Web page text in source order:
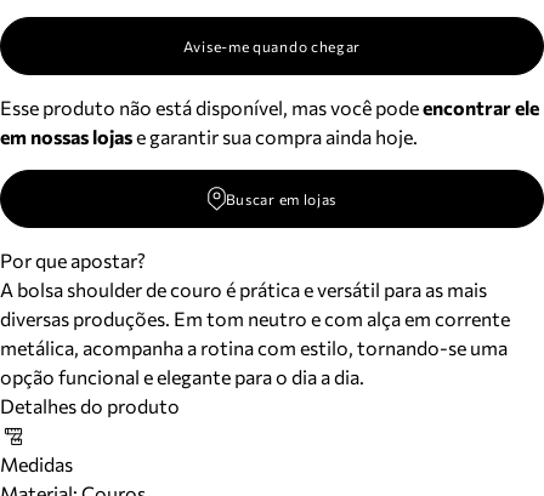
Avise-me quando chegar
Esse produto não está disponível, mas você podeencontrar ele
em nossas lojase garantir sua compra ainda hoje.
Buscar em lojas
Por que apostar?
A bolsa shoulder de couro é prática e versátil para as mais
diversas produções. Em tom neutro e com alça em corrente
metálica, acompanha a rotina com estilo, tornando-se uma
opção funcional e elegante para o dia a dia.
Detalhes do produto
Medidas